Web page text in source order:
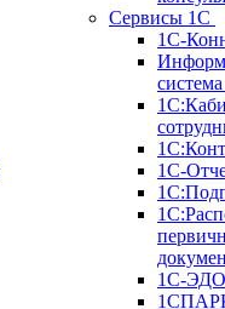
Сервисы 1С
1С-
1С-
1С-ЭДО